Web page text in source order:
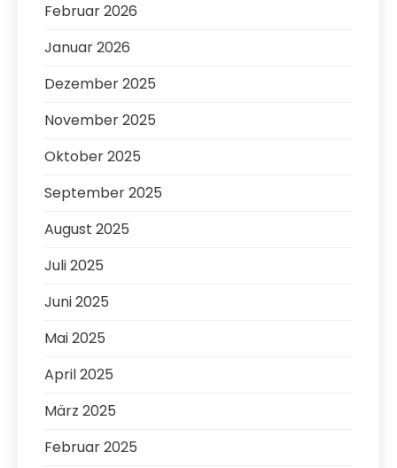
Februar 2026
Januar 2026
Dezember 2025
November 2025
Oktober 2025
September 2025
August 2025
Juli 2025
Juni 2025
Mai 2025
April 2025
März 2025
Februar 2025